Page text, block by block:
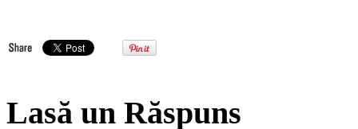
Lasă un Răspuns